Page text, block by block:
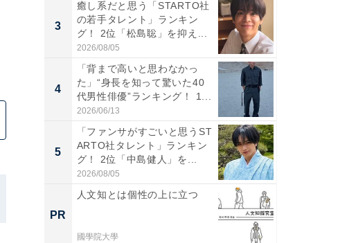
3
癒し系だと思う「STARTO社
の若手タレント」ランキン
グ！ 2位「松島聡」を抑え...
2026/08/05
4
「背まで高いと思わなかっ
た」“身長を知って驚いた40
代男性俳優”ランキング！ 1...
2026/06/13
5
「ファンサがすごいと思うST
ARTO社タレント」ランキン
グ！ 2位「中島健人」を...
2026/08/05
PR
人文知とは個性の上に立つ
國學院大學